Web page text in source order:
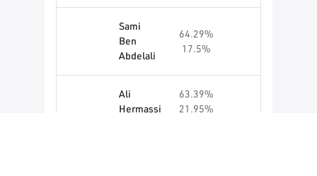
Ali
Hermassi
63.39%
21.95%
Sami
Ben
Abdelali
64.29%
17.5%